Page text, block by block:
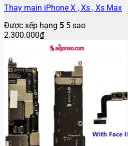
Thay main iPhone X , Xs , Xs Max
Được xếp hạng 5 5 sao
2.300.000₫